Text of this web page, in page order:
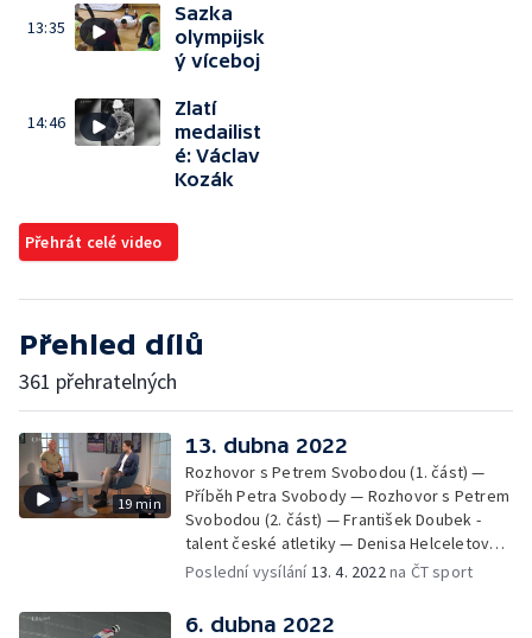
13:35
Sazka
olympijsk
ý víceboj
14:46
Zlatí
medailist
é: Václav
Kozák
Přehrát celé video
Přehled dílů
361 přehratelných
19 min
13. dubna 2022
Rozhovor s Petrem Svobodou (1. část) —
Příběh Petra Svobody — Rozhovor s Petrem
Svobodou (2. část) — František Doubek -
talent české atletiky — Denisa Helceletová -
halová mistryně Evropy 2011 — David
V jedné minutě
Poslední vysílání 13. 4. 2022 na ČT sport
6. dubna 2022